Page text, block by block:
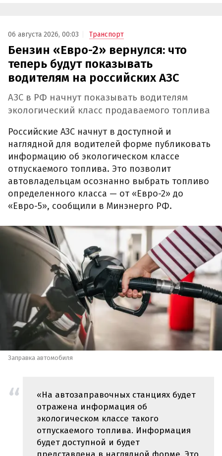
06 августа 2026, 00:03 Транспорт
Бензин «Евро-2» вернулся: что
теперь будут показывать
водителям на российских АЗС
АЗС в РФ начнут показывать водителям
экологический класс продаваемого топлива
Российские АЗС начнут в доступной и
наглядной для водителей форме публиковать
информацию об экологическом классе
отпускаемого топлива. Это позволит
автовладельцам осознанно выбрать топливо
определенного класса — от «Евро-2» до
«Евро-5», сообщили в Минэнерго РФ.
Заправка автомобиля
«На автозаправочных станциях будет
отражена информация об
экологическом классе такого
отпускаемого топлива. Информация
будет доступной и будет